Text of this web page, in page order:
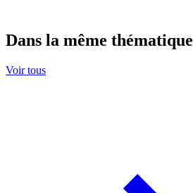
Dans la même thématique
Voir tous